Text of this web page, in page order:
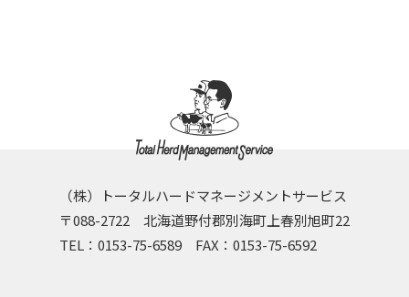
（株）トータルハードマネージメントサービス
〒088-2722 北海道野付郡別海町上春別旭町22
TEL：0153-75-6589 FAX：0153-75-6592